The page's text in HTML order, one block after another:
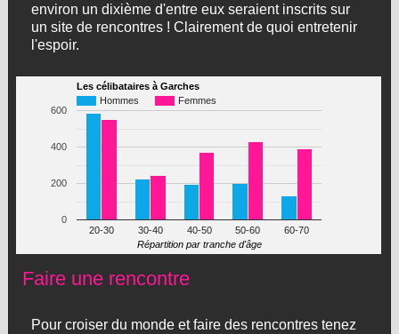
environ un dixième d'entre eux seraient inscrits sur
un site de rencontres ! Clairement de quoi entretenir
l'espoir.
Les célibataires à Garches
Hommes
Femmes
20-30 30-40 40-50 50-60 60-70
0
200
400
600
Répartition par tranche d'âge
Faire une rencontre
Pour croiser du monde et faire des rencontres tenez